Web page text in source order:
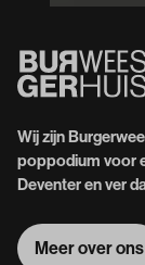
Wij zijn
poppodium voor
Deventer en ver
Meer over ons